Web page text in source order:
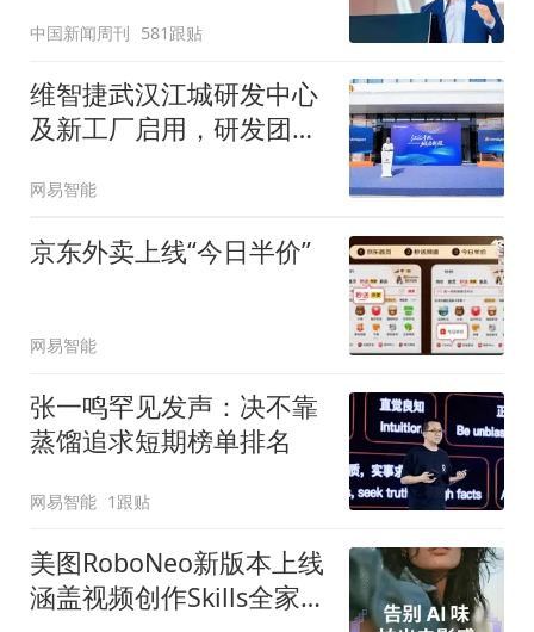
中国新闻周刊 581跟贴
维智捷武汉江城研发中心
及新工厂启用，研发团队
网易智能
京东外卖上线“今日半价”
网易智能
张一鸣罕见发声：决不靠
蒸馏追求短期榜单排名
网易智能 1跟贴
美图RoboNeo新版本上线
涵盖视频创作Skills全家桶